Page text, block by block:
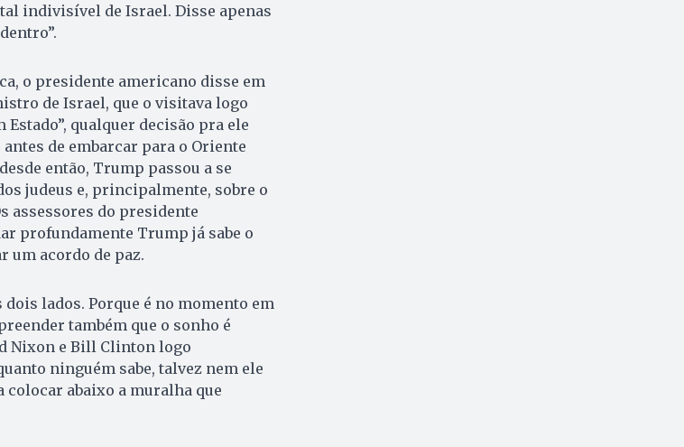
indivisível de Israel. Disse apenas
o presidente americano disse em
de Israel, que o visitava logo
Estado”, qualquer decisão pra ele
de embarcar para o Oriente
então, Trump passou a se
judeus e, principalmente, sobre o
assessores do presidente
profundamente Trump já sabe o
um acordo de paz.
lados. Porque é no momento em
também que o sonho é
Nixon e Bill Clinton logo
ninguém sabe, talvez nem ele
abaixo a muralha que